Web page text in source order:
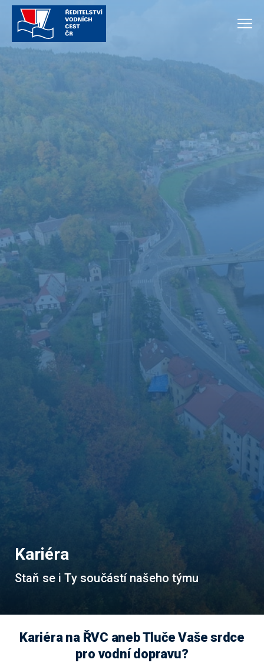
Kariéra
Staň se i Ty součástí našeho týmu
Kariéra na ŘVC aneb Tluče Vaše srdce
pro vodní dopravu?